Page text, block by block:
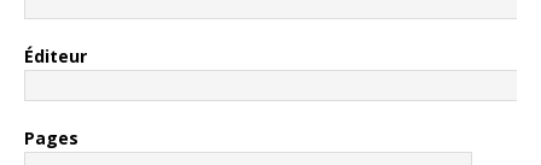
Éditeur
Pages